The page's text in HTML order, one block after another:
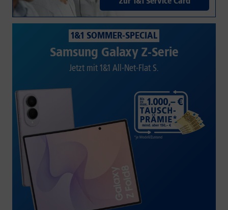
1&1 SOMMER-SPECIAL
Samsung Galaxy Z-Serie
Jetzt mit 1&1 All-Net-Flat S.